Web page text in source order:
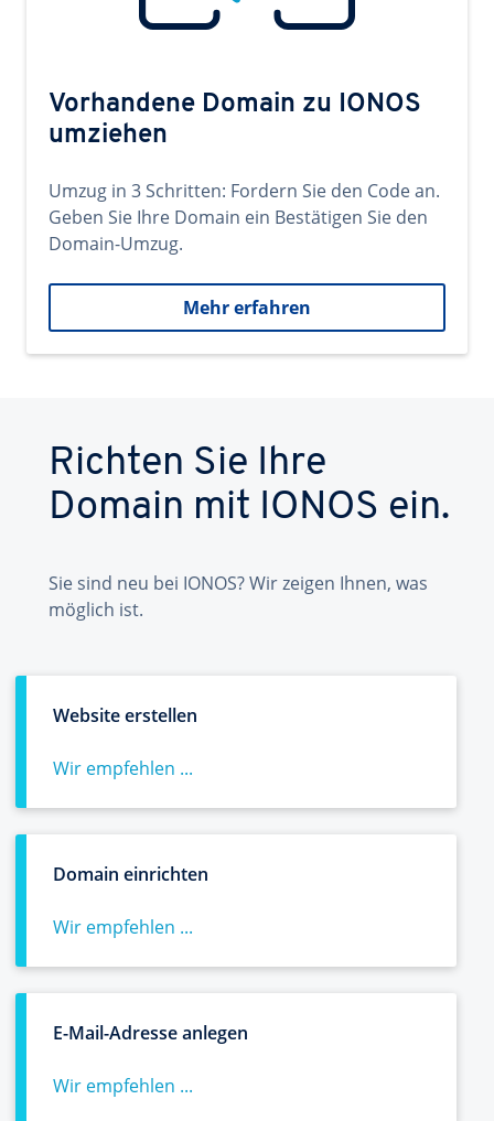
Vorhandene Domain zu IONOS
umziehen
Umzug in 3 Schritten: Fordern Sie den Code an.
Geben Sie Ihre Domain ein Bestätigen Sie den
Domain-Umzug.
Mehr erfahren
Richten Sie Ihre
Domain mit IONOS ein.
Sie sind neu bei IONOS? Wir zeigen Ihnen, was
möglich ist.
Website erstellen
Wir empfehlen ...
Domain einrichten
Wir empfehlen ...
E-Mail-Adresse anlegen
Wir empfehlen ...